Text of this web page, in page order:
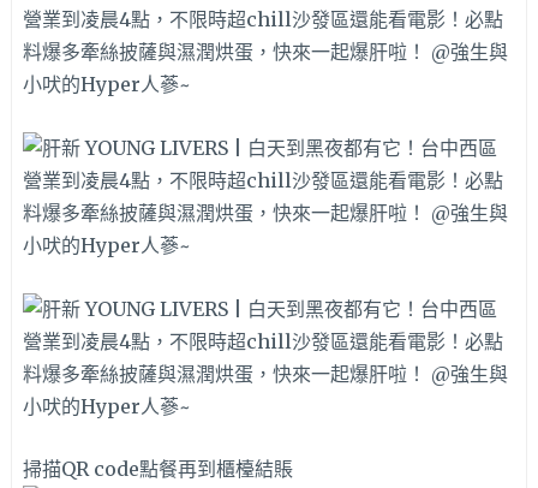
掃描QR code點餐再到櫃檯結賬